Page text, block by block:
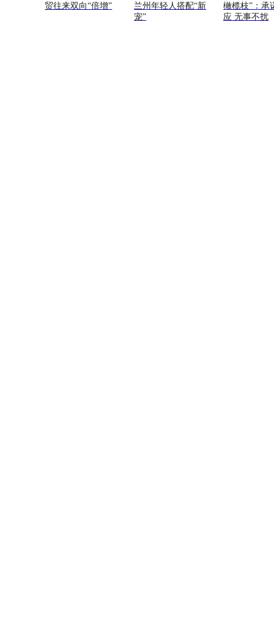
贸往来双向“倍增”
兰州年轻人搭配“新
宠”
橄榄枝”：承
应 无事不扰